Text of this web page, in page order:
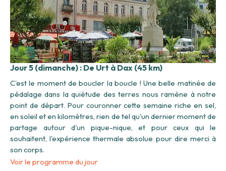
Jour 5 (dimanche) : De Urt à Dax (45 km)
C'est le moment de boucler la boucle ! Une belle matinée de
pédalage dans la quiétude des terres nous ramène à notre
point de départ. Pour couronner cette semaine riche en sel,
en soleil et en kilomètres, rien de tel qu'un dernier moment de
partage autour d'un pique-nique, et pour ceux qui le
souhaitent, l'expérience thermale absolue pour dire merci à
son corps.
Voir le programme du jour